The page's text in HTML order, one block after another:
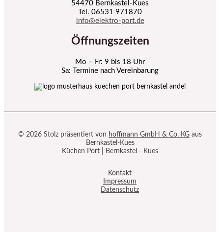
54470 Bernkastel-Kues
Tel. 06531 971870
info@elektro-port.de
Öffnungszeiten
Mo – Fr: 9 bis 18 Uhr
Sa: Termine nach Vereinbarung
© 2026 Stolz präsentiert von hoffmann GmbH & Co. KG aus
Bernkastel-Kues
Küchen Port | Bernkastel - Kues
Kontakt
Impressum
Datenschutz